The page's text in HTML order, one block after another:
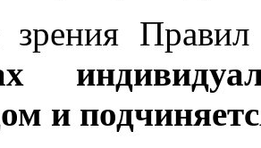
зрения
и